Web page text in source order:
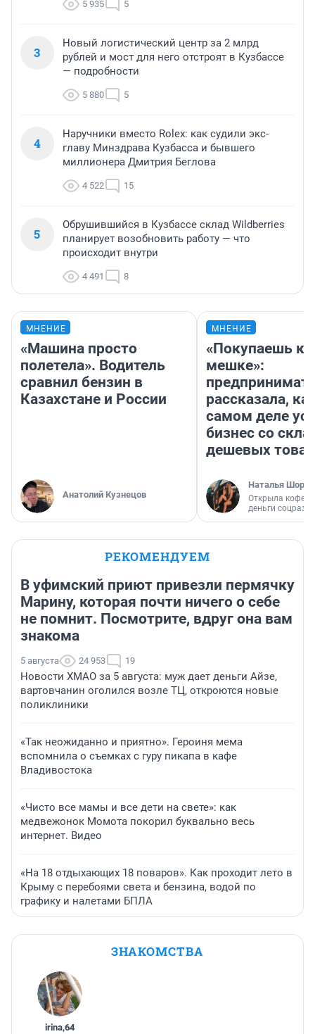
5 935 5
3
Новый логистический центр за 2 млрд
рублей и мост для него отстроят в Кузбассе
— подробности
5 880 5
4
Наручники вместо Rolex: как судили экс-
главу Минздрава Кузбасса и бывшего
миллионера Дмитрия Беглова
4 522 15
5
Обрушившийся в Кузбассе склад Wildberries
планирует возобновить работу — что
происходит внутри
4 491 8
МНЕНИЕ
«Машина просто
полетела». Водитель
сравнил бензин в
Казахстане и России
Анатолий Кузнецов
МНЕНИЕ
«Покупаешь
мешке»:
рассказала,
самом деле
бизнес со
дешевых
Наталья
Открыла
деньги
РЕКОМЕНДУЕМ
В уфимский приют привезли пермячку
Марину, которая почти ничего о себе
не помнит. Посмотрите, вдруг она вам
знакома
5 августа 24 953 19
Новости ХМАО за 5 августа: муж дает деньги Айзе,
вартовчанин оголился возле ТЦ, откроются новые
поликлиники
«Так неожиданно и приятно». Героиня мема
вспомнила о съемках с гуру пикапа в кафе
Владивостока
«Чисто все мамы и все дети на свете»: как
медвежонок Момота покорил буквально весь
интернет. Видео
«На 18 отдыхающих 18 поваров». Как проходит лето в
Крыму с перебоями света и бензина, водой по
графику и налетами БПЛА
ЗНАКОМСТВА
irina,64